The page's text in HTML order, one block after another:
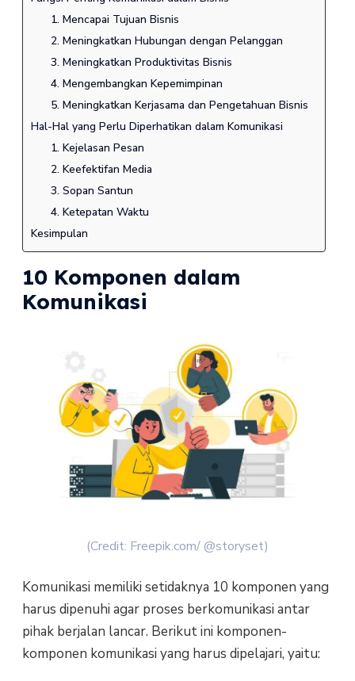
1. Mencapai Tujuan Bisnis
2. Meningkatkan Hubungan dengan Pelanggan
3. Meningkatkan Produktivitas Bisnis
4. Mengembangkan Kepemimpinan
5. Meningkatkan Kerjasama dan Pengetahuan Bisnis
Hal-Hal yang Perlu Diperhatikan dalam Komunikasi
1. Kejelasan Pesan
2. Keefektifan Media
3. Sopan Santun
4. Ketepatan Waktu
Kesimpulan
10 Komponen dalam
Komunikasi
(Credit: Freepik.com/ @storyset)
Komunikasi memiliki setidaknya 10 komponen yang
harus dipenuhi agar proses berkomunikasi antar
pihak berjalan lancar. Berikut ini komponen-
komponen komunikasi yang harus dipelajari, yaitu: